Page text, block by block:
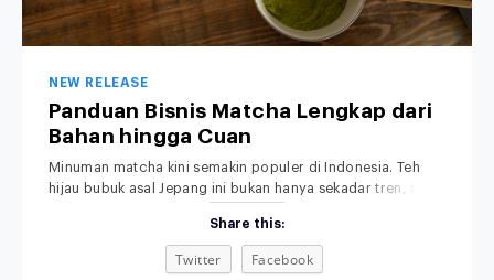
NEW RELEASE
Panduan Bisnis Matcha Lengkap dari
Bahan hingga Cuan
Minuman matcha kini semakin populer di Indonesia. Teh
hijau bubuk asal Jepang ini bukan hanya sekadar tren, tapi
di kalangan anak muda dan pecinta minuman sehat.
Rasanya yang khas, aromanya yang menenangkan, serta
tampilannya yang estetik membuat minuman matcha bukan
Share this:
Twitter Facebook